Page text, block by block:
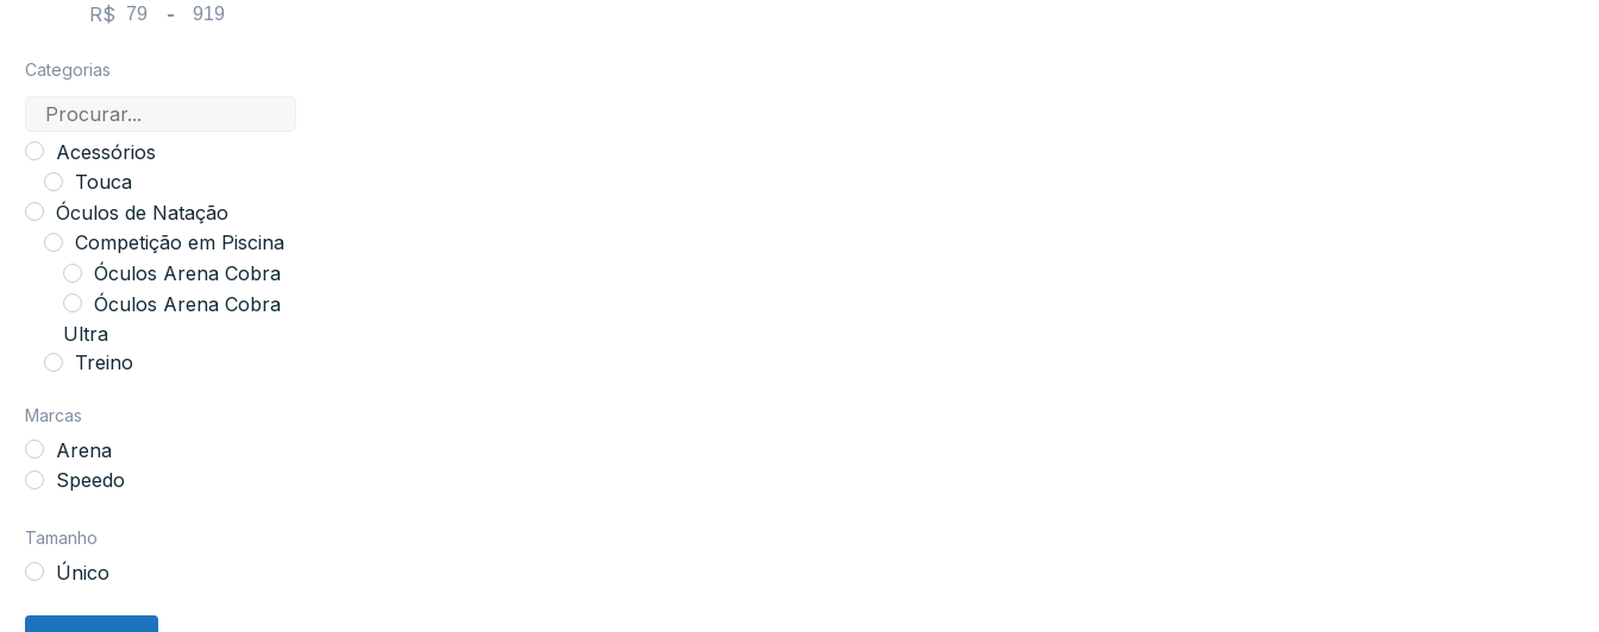
R$
Minimum Price
-
Maximum Price
Categorias
Acessórios
Touca
Óculos de Natação
Competição em Piscina
Óculos Arena Cobra
Óculos Arena Cobra
Ultra
Treino
Marcas
Arena
Speedo
Tamanho
Único